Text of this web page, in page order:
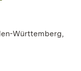
Württemberg,